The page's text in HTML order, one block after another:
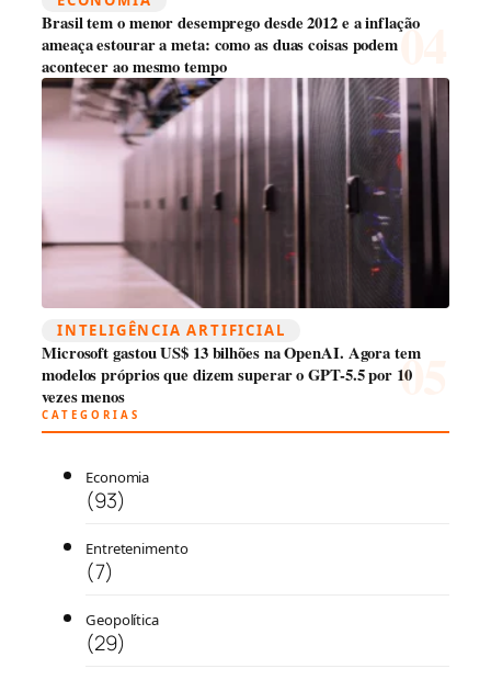
Brasil tem o menor desemprego desde 2012 e a inflação
ameaça estourar a meta: como as duas coisas podem
acontecer ao mesmo tempo
INTELIGÊNCIA ARTIFICIAL
Microsoft gastou US$ 13 bilhões na OpenAI. Agora tem
modelos próprios que dizem superar o GPT-5.5 por 10
vezes menos
CATEGORIAS
Economia
(93)
Entretenimento
(7)
Geopolítica
(29)